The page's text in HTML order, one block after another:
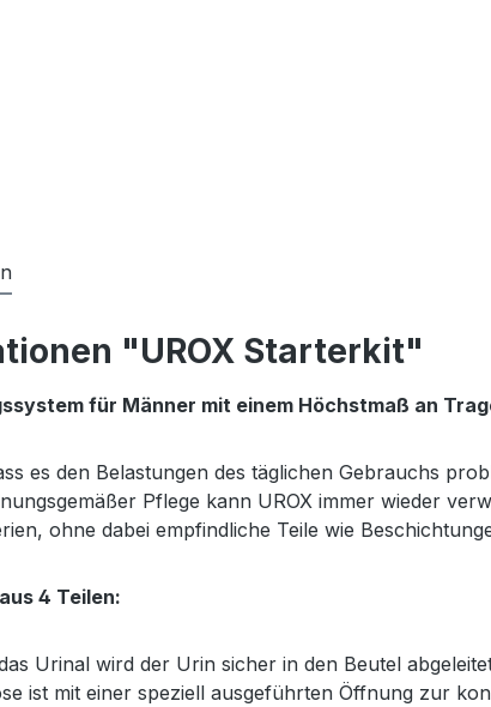
"UROX Starterkit"
für Männer mit einem Höchstmaß an
es den Belastungen des täglichen Gebrauchs
Pflege kann UROX immer wieder
ohne dabei empfindliche Teile wie
4 Teilen:
Urinal wird der Urin sicher in den Beutel
ist mit einer speziell ausgeführten Öffnung zur